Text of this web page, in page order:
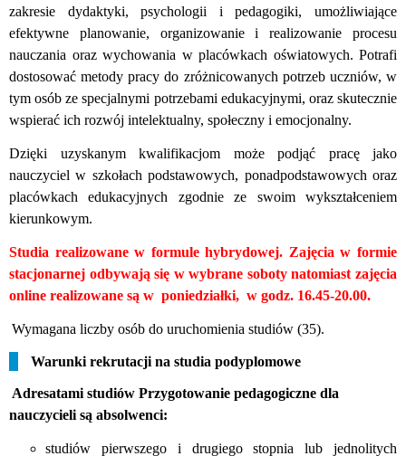
zakresie dydaktyki, psychologii i pedagogiki, umożliwiające
efektywne planowanie, organizowanie i realizowanie procesu
nauczania oraz wychowania w placówkach oświatowych. Potrafi
dostosować metody pracy do zróżnicowanych potrzeb uczniów, w
tym osób ze specjalnymi potrzebami edukacyjnymi, oraz skutecznie
wspierać ich rozwój intelektualny, społeczny i emocjonalny.
Dzięki uzyskanym kwalifikacjom może podjąć pracę jako
nauczyciel w szkołach podstawowych, ponadpodstawowych oraz
placówkach edukacyjnych zgodnie ze swoim wykształceniem
kierunkowym.
Studia realizowane w formule hybrydowej. Zajęcia w formie
stacjonarnej odbywają się w wybrane soboty natomiast zajęcia
online realizowane są w poniedziałki, w godz. 16.45-20.00.
Wymagana liczby osób do uruchomienia studiów (35).
Warunki rekrutacji na studia podyplomowe
Adresatami studiów Przygotowanie pedagogiczne dla
nauczycieli są absolwenci:
studiów pierwszego i drugiego stopnia lub jednolitych